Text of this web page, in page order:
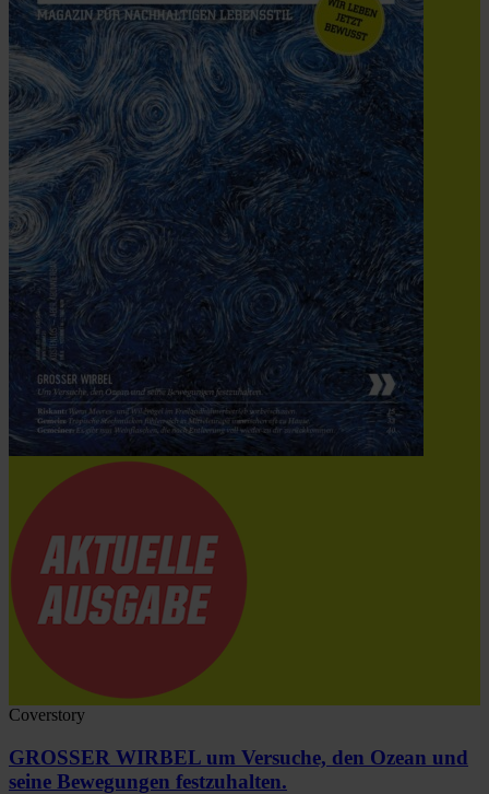
Coverstory
GROSSER WIRBEL um Versuche, den Ozean und
seine Bewegungen festzuhalten.